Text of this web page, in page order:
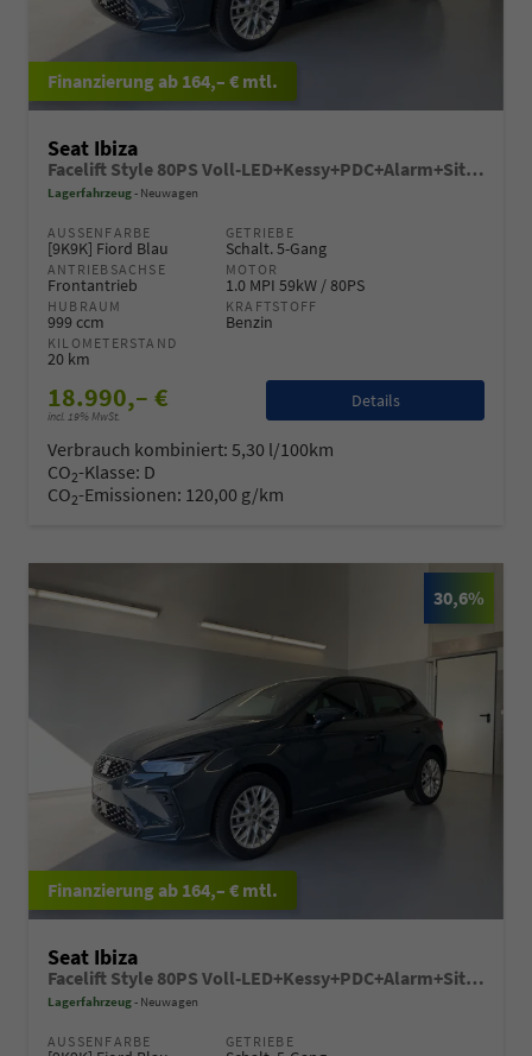
ab 164,– € mtl.
Seat Ibiza
Facelift Style 80PS Voll-LED+Kessy+PDC+Alarm+Sitzheizung+Kamera+App-Connect
Lagerfahrzeug Neuwagen
AUSSENFARBE
[9K9K] Fiord Blau
GETRIEBE
Schalt. 5-Gang
ANTRIEBSACHSE
Frontantrieb
MOTOR
1.0 MPI 59kW / 80PS
HUBRAUM
999 ccm
KRAFTSTOFF
Benzin
KILOMETERSTAND
20 km
18.990,– €
incl. 19% MwSt.
Details
Verbrauch kombiniert: 5,30 l/100km
CO2-Klasse: D
CO2-Emissionen: 120,00 g/km
30,6%
ab 164,– € mtl.
Seat Ibiza
Facelift Style 80PS Voll-LED+Kessy+PDC+Alarm+Sitzheizung+Kamera+App-Connect
Lagerfahrzeug Neuwagen
AUSSENFARBE GETRIEBE